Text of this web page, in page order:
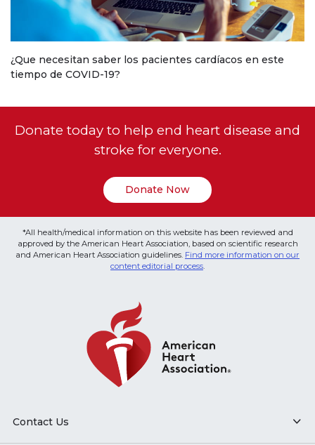
¿Que necesitan saber los pacientes cardíacos en este
tiempo de COVID-19?
Donate today to help end heart disease and
stroke for everyone.
Donate Now
*All health/medical information on this website has been reviewed and
approved by the American Heart Association, based on scientific research
and American Heart Association guidelines. Find more information on our
content editorial process.
Contact Us